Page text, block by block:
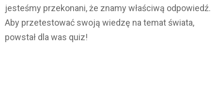
jesteśmy przekonani, że znamy właściwą odpowiedź.
Aby przetestować swoją wiedzę na temat świata,
powstał dla was quiz!